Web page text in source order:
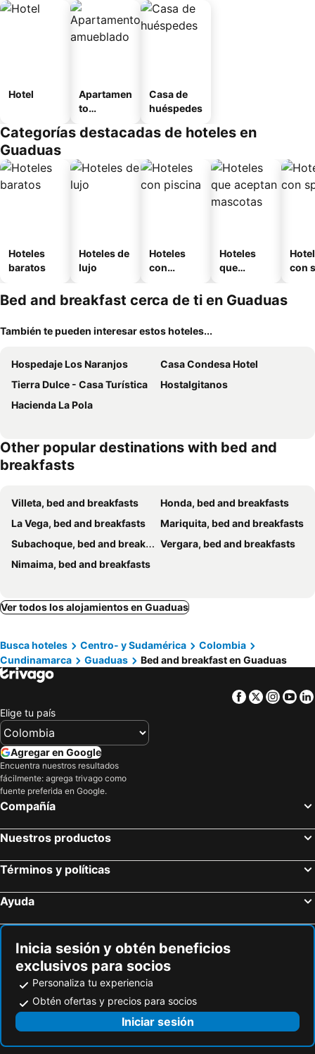
Hotel
Apartamen
to
o
Casa de
huéspedes
Categorías destacadas de hoteles en
Guaduas
Hoteles
baratos
Hoteles de
lujo
Hoteles
con
Hoteles
que
mascotas
con
Bed and breakfast cerca de ti en Guaduas
También te pueden interesar estos hoteles...
Hospedaje Los Naranjos
Casa Condesa Hotel
Tierra Dulce - Casa Turística
Hostalgitanos
Hacienda La Pola
Other popular destinations with bed and
breakfasts
Villeta, bed and breakfasts
Honda, bed and breakfasts
La Vega, bed and breakfasts
Mariquita, bed and breakfasts
Subachoque, bed and breakfasts
Vergara, bed and breakfasts
Nimaima, bed and breakfasts
Ver todos los alojamientos en Guaduas
Busca hoteles Centro- y Sudamérica
Colombia
Cundinamarca
Guaduas Bed and breakfast en Guaduas
Facebook
Twitter
Elige tu país
Agregar en Google
Encuentra nuestros resultados
fácilmente: agrega trivago como
fuente preferida en Google.
Compañía
Nuestros productos
Términos y políticas
Ayuda
Inicia sesión y obtén beneficios
exclusivos para socios
Personaliza tu experiencia
Obtén ofertas y precios para socios
Iniciar sesión